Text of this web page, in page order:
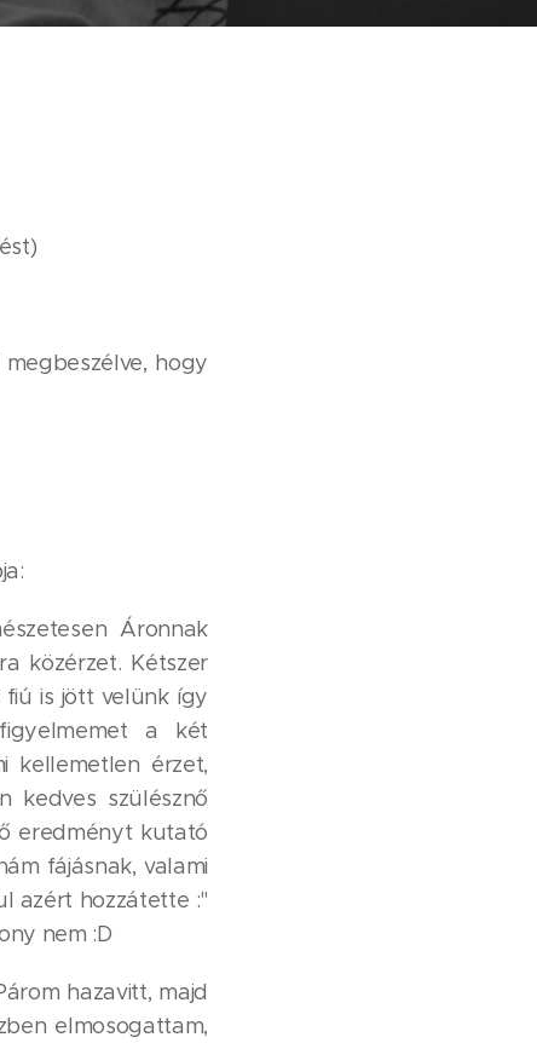
hogy
Áronnak
közérzet. Kétszer
is jött velünk így
a két
kellemetlen érzet,
kedves szülésznő
eredményt kutató
fájásnak, valami
azért hozzátette :"
nem :D
hazavitt, majd
elmosogattam,